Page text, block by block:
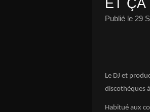
ET ÇA
Publié le 29
Le DJ et
discothèques
Habitué aux